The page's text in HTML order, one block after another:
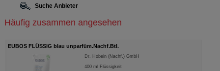
Suche Anbieter
Häufig zusammen angesehen
EUBOS FLÜSSIG blau unparfüm.Nachf.Btl.
Dr. Hobein (Nachf.) GmbH
400ml Flüssigkeit